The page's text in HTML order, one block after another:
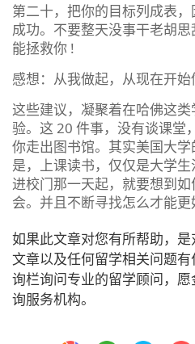
第二十，把你的目标列成表
成功。不要整天没事干老胡
能拯救你 !
感想：从我做起，从现在开始
这些建议，凝聚着在哈佛这
验。这 20 件事，没有谈课堂
你走出图书馆。其实美国大
是，上课读书，仅仅是大学
进校门那一天起，就要想到
会。并且不断寻找怎么才能更
如果此文章对您有所帮助，
文章以及任何留学相关问题
询栏询问专业的留学顾问，
询服务机构。